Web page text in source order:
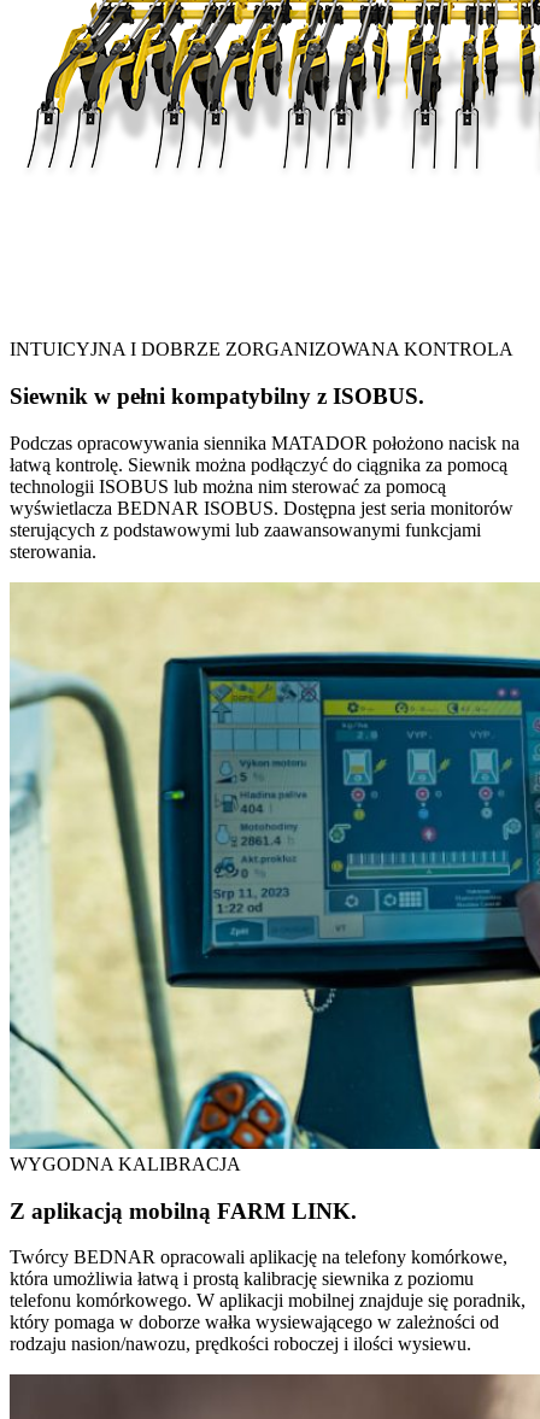
INTUICYJNA I DOBRZE ZORGANIZOWANA KONTROLA
Siewnik w pełni kompatybilny z ISOBUS.
Podczas opracowywania siennika MATADOR położono nacisk na
łatwą kontrolę. Siewnik można podłączyć do ciągnika za pomocą
technologii ISOBUS lub można nim sterować za pomocą
wyświetlacza BEDNAR ISOBUS. Dostępna jest seria monitorów
sterujących z podstawowymi lub zaawansowanymi funkcjami
sterowania.
WYGODNA KALIBRACJA
Z aplikacją mobilną FARM LINK.
Twórcy BEDNAR opracowali aplikację na telefony komórkowe,
która umożliwia łatwą i prostą kalibrację siewnika z poziomu
telefonu komórkowego. W aplikacji mobilnej znajduje się poradnik,
który pomaga w doborze wałka wysiewającego w zależności od
rodzaju nasion/nawozu, prędkości roboczej i ilości wysiewu.